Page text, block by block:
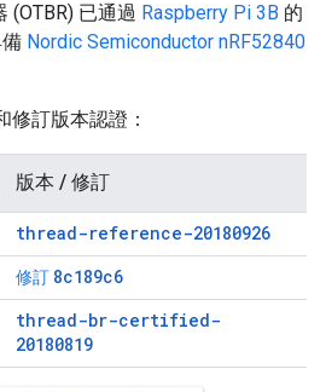
(OTBR) 已通過 Raspberry Pi 3B 的
Nordic Semiconductor nRF52840
修訂版本認證：
版本 / 修訂
thread-reference-20180926
修訂 8c189c6
thread-br-certified-
20180819